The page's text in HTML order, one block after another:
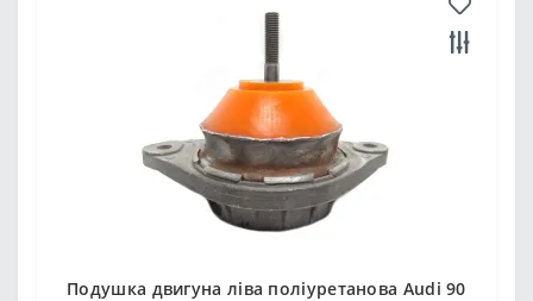
Подушка двигуна ліва поліуретанова Audi 90